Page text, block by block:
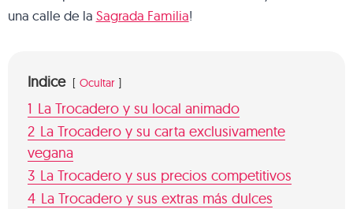
una calle de la Sagrada Familia!
Indice Ocultar
1 La Trocadero y su local animado
2 La Trocadero y su carta exclusivamente
vegana
3 La Trocadero y sus precios competitivos
4 La Trocadero y sus extras más dulces